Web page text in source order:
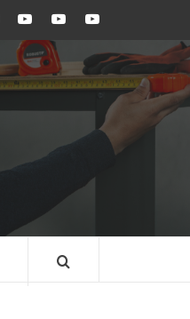
Youtube
GEDORE
Youtube
GEDORE
red
Youtube
ROBUST